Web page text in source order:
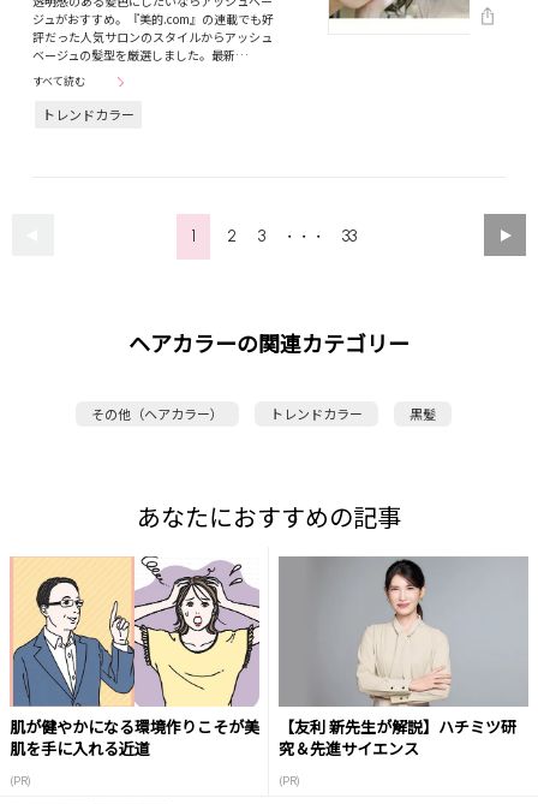
ジュがおすすめ。『美的.com』の連載でも好
評だった人気サロンのスタイルからアッシュ
ベージュの髪型を厳選しました。最新…
すべて読む
トレンドカラー
1 2 3 ・・・ 33
ヘアカラーの関連カテゴリー
その他（ヘアカラー） トレンドカラー 黒髪
あなたにおすすめの記事
肌が健やかになる環境作りこそが美
肌を手に入れる近道
(PR)
【友利 新先生が解説】ハチミツ研
究＆先進サイエンス
(PR)